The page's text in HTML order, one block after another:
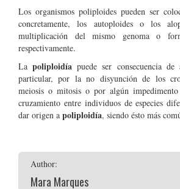
Los organismos poliploides pueden ser
concretamente, los autoploides o los
multiplicación del mismo genoma o
respectivamente.
Lapoliploidía puede ser consecuencia de
particular, por la no disyunción de los
meiosis o mitosis o por algún
cruzamiento entre individuos de especies
dar origen a poliploidía, siendo ésto más
Author:
Mara Marques